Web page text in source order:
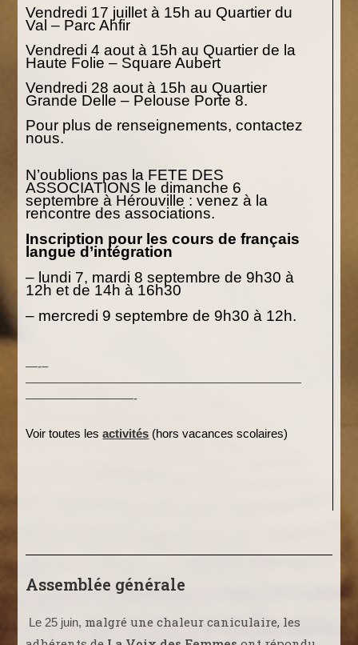
Vendredi 17 juillet à 15h au Quartier du
Val – Parc Ahfir
Vendredi 4 aout à 15h au Quartier de la
Haute Folie – Square Aubert
Vendredi 28 aout à 15h au Quartier
Grande Delle – Pelouse Porte 8.
Pour plus de renseignements, contactez
nous.
N’oublions pas la FETE DES
ASSOCIATIONS le dimanche 6
septembre à Hérouville : venez à la
rencontre des associations.
Inscription pour les cours de français
langue d’intégration
– lundi 7, mardi 8 septembre de 9h30 à
12h et de 14h à 16h30
– mercredi 9 septembre de 9h30 à 12h.
—-–
———————————————————————
—————————-
Voir toutes lesactivités (hors vacances scolaires)
Assemblée générale
Le 25 juin, malgré une chaleur caniculaire, les